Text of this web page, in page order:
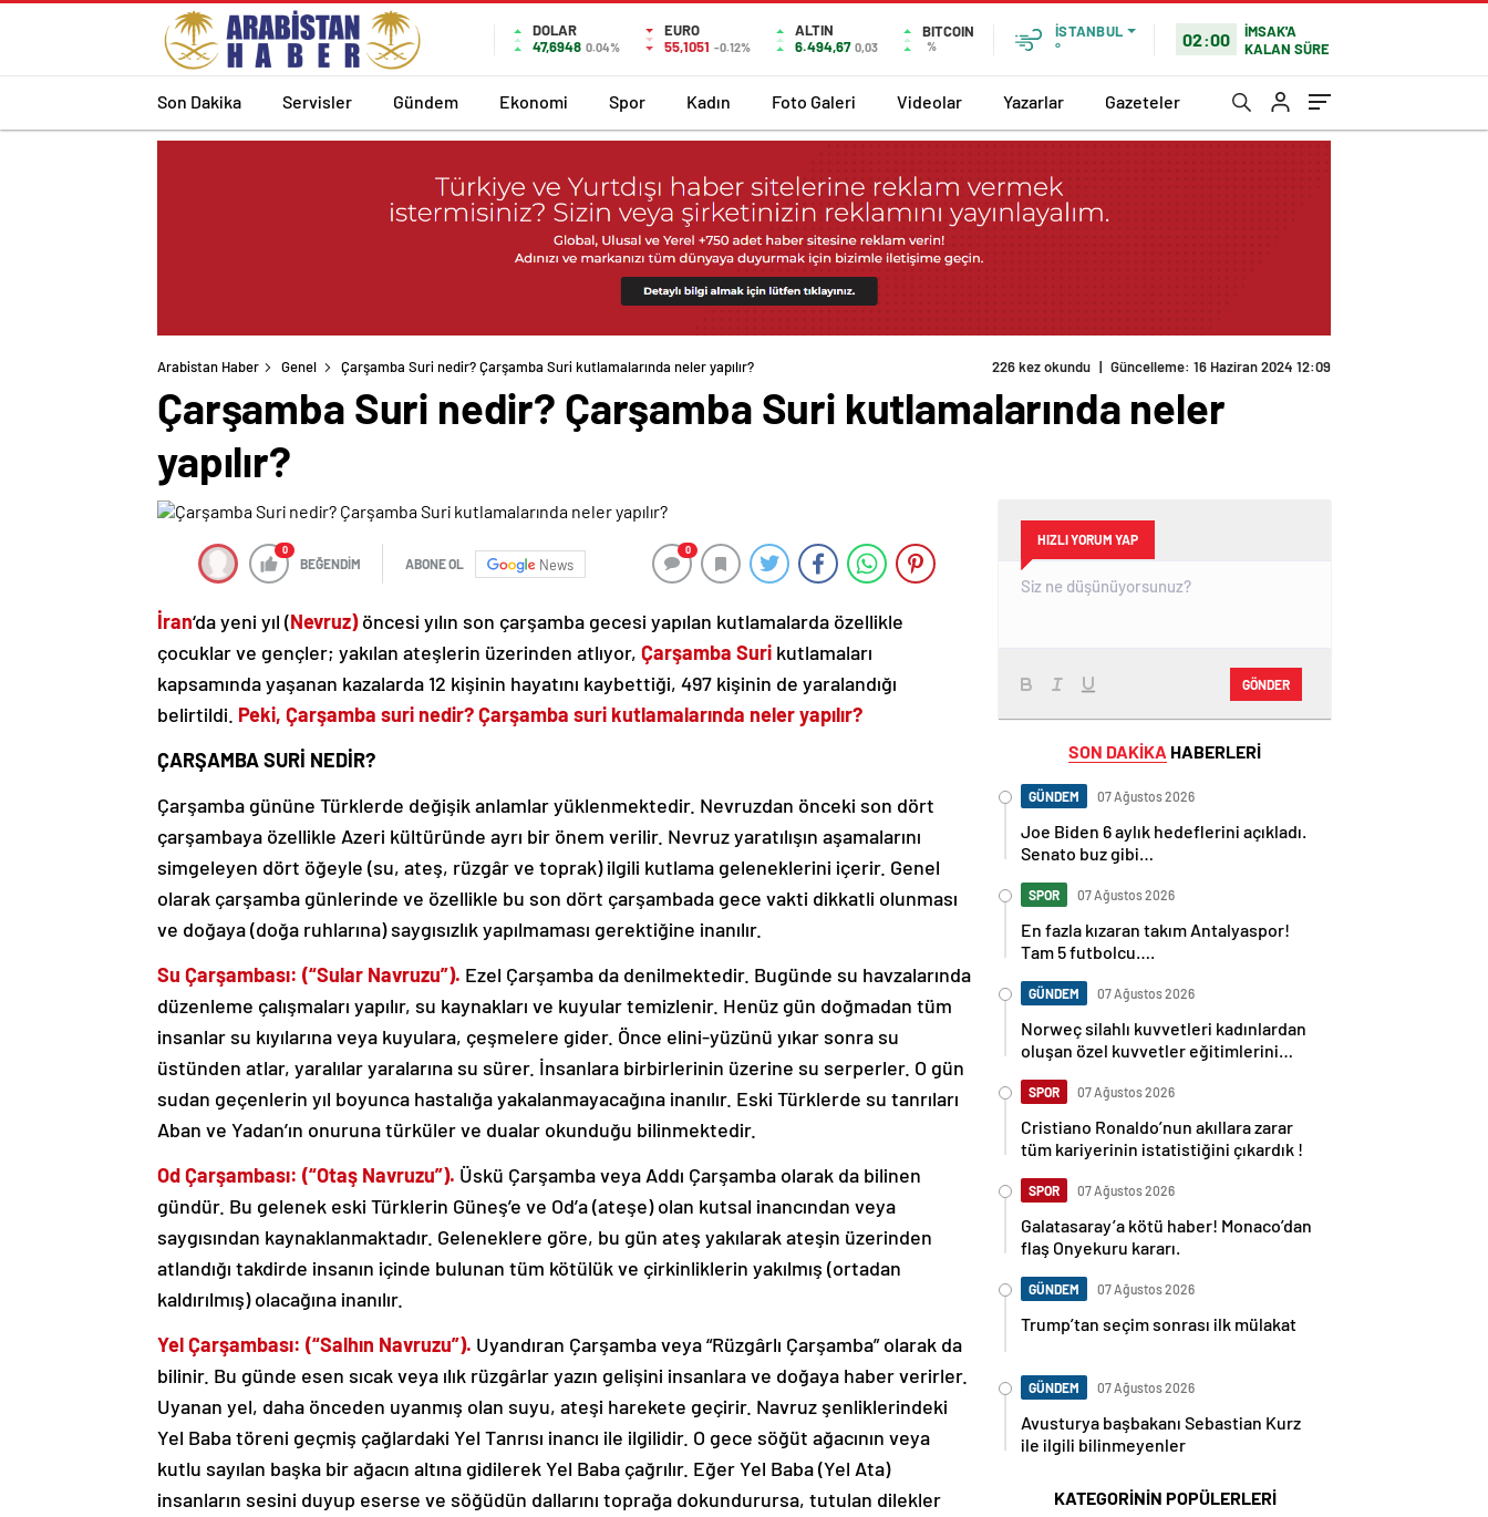
DOLAR
47,6948 0.04%
EURO
55,1051 -0.12%
ALTIN
6.494,67 0,03
BITCOIN
%
İSTANBUL
°
02:00
İMSAK'A
KALAN SÜRE
Son Dakika Servisler Gündem Ekonomi Spor Kadın Foto Galeri Videolar Yazarlar Gazeteler
Arabistan Haber Genel Çarşamba Suri nedir? Çarşamba Suri kutlamalarında neler yapılır? 226 kez okundu | Güncelleme: 16 Haziran 2024 12:09
Çarşamba Suri nedir? Çarşamba Suri kutlamalarında neler
yapılır?
0
BEĞENDİM ABONE OL News
0
İran‘da yeni yıl (Nevruz)öncesi yılın son çarşamba gecesi yapılan kutlamalarda özellikle
çocuklar ve gençler; yakılan ateşlerin üzerinden atlıyor, Çarşamba Suri kutlamaları
kapsamında yaşanan kazalarda 12 kişinin hayatını kaybettiği, 497 kişinin de yaralandığı
belirtildi. Peki, Çarşamba suri nedir? Çarşamba suri kutlamalarında neler yapılır?
ÇARŞAMBA SURİ NEDİR?
Çarşamba gününe Türklerde değişik anlamlar yüklenmektedir. Nevruzdan önceki son dört
çarşambaya özellikle Azeri kültüründe ayrı bir önem verilir. Nevruz yaratılışın aşamalarını
simgeleyen dört öğeyle (su, ateş, rüzgâr ve toprak) ilgili kutlama geleneklerini içerir. Genel
olarak çarşamba günlerinde ve özellikle bu son dört çarşambada gece vakti dikkatli olunması
ve doğaya (doğa ruhlarına) saygısızlık yapılmaması gerektiğine inanılır.
Su Çarşambası: (“Sular Navruzu”). Ezel Çarşamba da denilmektedir. Bugünde su havzalarında
düzenleme çalışmaları yapılır, su kaynakları ve kuyular temizlenir. Henüz gün doğmadan tüm
insanlar su kıyılarına veya kuyulara, çeşmelere gider. Önce elini-yüzünü yıkar sonra su
üstünden atlar, yaralılar yaralarına su sürer. İnsanlara birbirlerinin üzerine su serperler. O gün
sudan geçenlerin yıl boyunca hastalığa yakalanmayacağına inanılır. Eski Türklerde su tanrıları
Aban ve Yadan’ın onuruna türküler ve dualar okunduğu bilinmektedir.
Od Çarşambası: (“Otaş Navruzu”). Üskü Çarşamba veya Addı Çarşamba olarak da bilinen
gündür. Bu gelenek eski Türklerin Güneş’e ve Od’a (ateşe) olan kutsal inancından veya
saygısından kaynaklanmaktadır. Geleneklere göre, bu gün ateş yakılarak ateşin üzerinden
atlandığı takdirde insanın içinde bulunan tüm kötülük ve çirkinliklerin yakılmış (ortadan
kaldırılmış) olacağına inanılır.
Yel Çarşambası: (“Salhın Navruzu”). Uyandıran Çarşamba veya “Rüzgârlı Çarşamba” olarak da
bilinir. Bu günde esen sıcak veya ılık rüzgârlar yazın gelişini insanlara ve doğaya haber verirler.
Uyanan yel, daha önceden uyanmış olan suyu, ateşi harekete geçirir. Navruz şenliklerindeki
Yel Baba töreni geçmiş çağlardaki Yel Tanrısı inancı ile ilgilidir. O gece söğüt ağacının veya
kutlu sayılan başka bir ağacın altına gidilerek Yel Baba çağrılır. Eğer Yel Baba (Yel Ata)
insanların sesini duyup eserse ve söğüdün dallarını toprağa dokundurursa, tutulan dilekler
HIZLI YORUM YAP
GÖNDER
SON DAKİKA HABERLERİ
GÜNDEM 07 Ağustos 2026
Joe Biden 6 aylık hedeflerini açıkladı.
Senato buz gibi…
SPOR 07 Ağustos 2026
En fazla kızaran takım Antalyaspor!
Tam 5 futbolcu….
GÜNDEM 07 Ağustos 2026
Norweç silahlı kuvvetleri kadınlardan
oluşan özel kuvvetler eğitimlerini
SPOR 07 Ağustos 2026
Cristiano Ronaldo’nun akıllara zarar
tüm kariyerinin istatistiğini çıkardık !
SPOR 07 Ağustos 2026
Galatasaray’a kötü haber! Monaco’dan
flaş Onyekuru kararı.
GÜNDEM 07 Ağustos 2026
Trump’tan seçim sonrası ilk mülakat
GÜNDEM 07 Ağustos 2026
Avusturya başbakanı Sebastian Kurz
ile ilgili bilinmeyenler
KATEGORİNİN POPÜLERLERİ